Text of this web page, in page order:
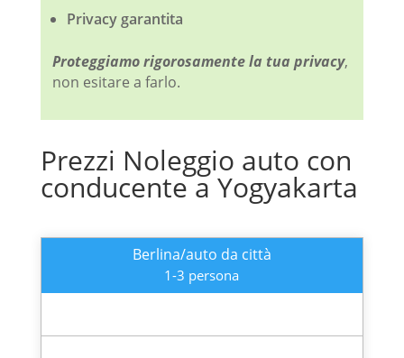
Privacy garantita
Proteggiamo rigorosamente la tua privacy,
non esitare a farlo.
Prezzi Noleggio auto con
conducente a Yogyakarta
Berlina/auto da città
1-3 persona